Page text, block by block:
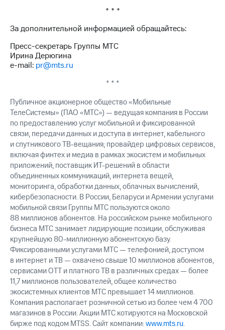
* * *
За дополнительной информацией обращайтесь:
Пресс-секретарь Группы МТС
Ирина Дерюгина
e-mail: pr@mts.ru
* * *
Публичное акционерное общество «Мобильные
ТелеСистемы» (ПАО «МТС») — ведущая компания в России
по предоставлению услуг мобильной и фиксированной
связи, передачи данных и доступа в интернет, кабельного
и спутникового ТВ-вещания; провайдер цифровых сервисов,
включая финтех и медиа в рамках экосистем и мобильных
приложений; поставщик ИТ-решений в области
объединенных коммуникаций, интернета вещей,
мониторинга, обработки данных, облачных вычислений,
кибербезопасности. В России, Беларуси и Армении услугами
мобильной связи Группы МТС пользуются около
88 миллионов абонентов. На российском рынке мобильного
бизнеса МТС занимает лидирующие позиции, обслуживая
крупнейшую 80-миллионную абонентскую базу.
Фиксированными услугами МТС — телефонией, доступом
в интернет и ТВ — охвачено свыше 10 миллионов абонентов,
сервисами OTT и платного ТВ в различных средах — более
11,7 миллионов пользователей, общее количество
экосистемных клиентов МТС превышает 14 миллионов.
Компания располагает розничной сетью из более чем 4 700
магазинов в России. Акции МТС котируются на Московской
бирже под кодом MTSS. Сайт компании:www.mts.ru.